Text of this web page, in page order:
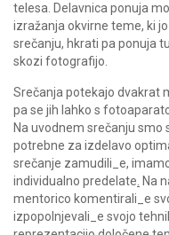
telesa. Delavnica ponuja
izražanja okvirne teme, ki
srečanju, hkrati pa ponuja
skozi fotografijo.
Srečanja potekajo dvakrat
pa se jih lahko s
Na uvodnem srečanju
potrebne za izdelavo
srečanje zamudili_e,
individualno predelate Na
mentorico komentirali_e
izpopolnjevali_e svojo